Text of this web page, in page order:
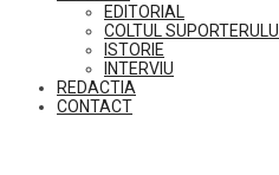
EDITORIAL
COLTUL SUPORTERULUI
ISTORIE
INTERVIU
REDACTIA
CONTACT